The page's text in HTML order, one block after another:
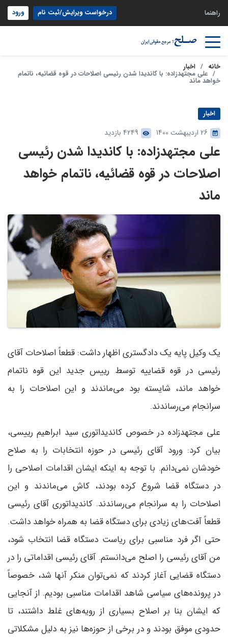
راهنما درخواست ویرایش/ثبت نام ورود
خانه اخبار
علی مجتهدزاده: با کاندیدا شدن رئیسی اصلاحات در قوه قضائیه، ناتمام
خواهد ماند
اخبار
26 اردیبهشت 1400 4249 بازدید
علی مجتهدزاده: با کاندیدا شدن رئیسی
اصلاحات در قوه قضائیه، ناتمام خواهد
ماند
یک وکیل پایه یک دادگستری اظهار داشت: قطعاً اصلاحات آقای
رئیسی در قوه قضاییه توسط رییس جدید این قوه ناتمام
خواهد ماند، شایسته بود می‌ماندند و این اصلاحات را به
سرانجام می‌رساندند.
علی مجتهدزاده در خصوص کاندیداتوری سید ابراهیم رییسی،
بیان کرد: ورود آقای رئیسی در حوزه انتخابات را به صلاح
خودشان نمی‌دانم. با توجه به اینکه ایشان اقدامات اصلاحی را
در دستگاه قضا شروع کرده بودند، کاش می‌ماندند و این
اصلاحات را به سرانجام می‌رساندند. کاندیداتوری آقای رئیسی
قطعاً آفت‌های زیادی برای دستگاه قضا به همراه خواهد داشت.
حتی اگر فرد مناسبی برای ریاست دستگاه قضا انتخاب شود،
من آقای رئیسی را اصلح می‌دانستم. آقای رئیسی اقداماتی را در
دستگاه قضایی آغاز کردند که نمی‌توان منکر آنها شد، خصوصاً
در پرونده‌های سیاسی شاهد اقدامات مناسبی بودیم. از آنجایی
که ایشان بنا بر اصلاح بسیاری از رویه‌های غلط داشتند، تا
حدودی موفق بودند و در برخی از حوزه‌ها نیز به دلیل مشکلاتی